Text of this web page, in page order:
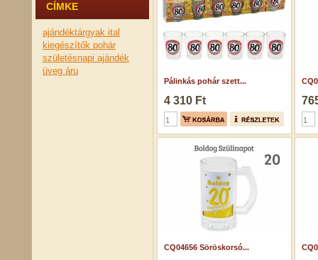
CÍMKE
ajándéktárgyak ital
kiegészítők pohár
születésnapi ajándék
üveg áru
Pálinkás pohár szett...
4 310 Ft
CQ04656 Söröskorsó...